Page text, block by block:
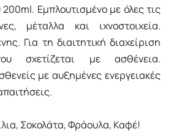
200ml. Εμπλουτισμένο με όλες τις
μέταλλα και ιχνοστοιχεία.
Για τη διαιτητική διαχείριση
σχετίζεται με ασθένεια.
με αυξημένες ενεργειακές
Σοκολάτα, Φράουλα, Καφέ!